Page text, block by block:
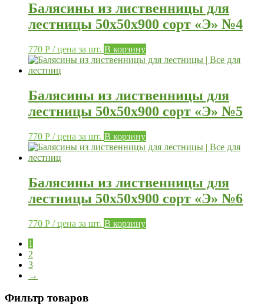
Балясины из лиственницы для
лестницы 50х50х900 сорт «Э» №4
770 Р / цена за шт. В корзину
Балясины из лиственницы для
лестницы 50х50х900 сорт «Э» №5
770 Р / цена за шт. В корзину
Балясины из лиственницы для
лестницы 50х50х900 сорт «Э» №6
770 Р / цена за шт. В корзину
1
2
3
→
Фильтр товаров